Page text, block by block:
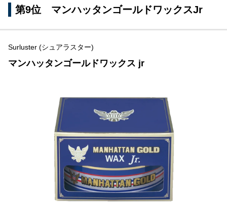
第9位 マンハッタンゴールドワックスJr
Surluster (シュアラスター)
マンハッタンゴールドワックス jr